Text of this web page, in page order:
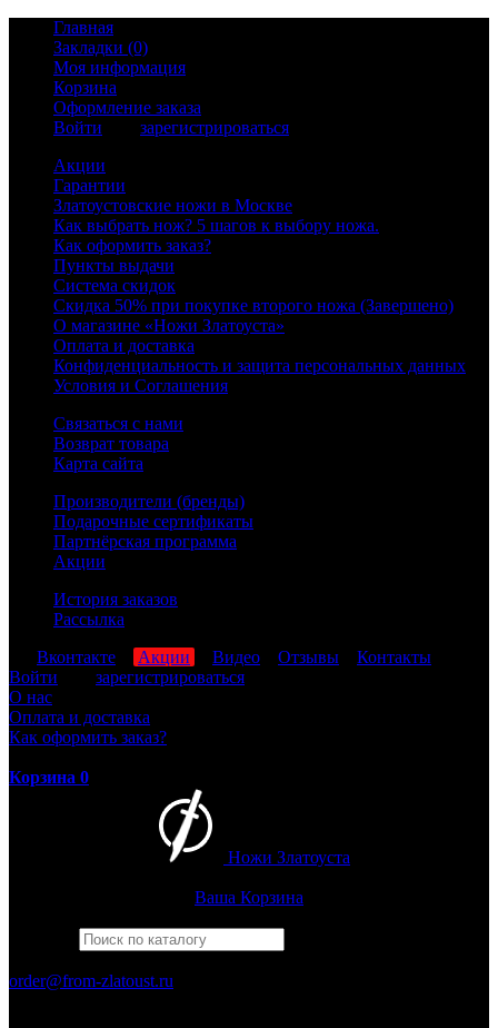
Главная
Закладки (0)
Моя информация
Корзина
Оформление заказа
Войти
зарегистрироваться
Акции
Гарантии
Златоустовские ножи в Москве
Как выбрать нож? 5 шагов к выбору ножа.
Как оформить заказ?
Пункты выдачи
Система скидок
Скидка 50% при покупке второго ножа (Завершено)
О магазине «Ножи Златоуста»
Оплата и доставка
Конфиденциальность и защита персональных данных
Условия и Соглашения
Связаться с нами
Возврат товара
Карта сайта
Производители (бренды)
Подарочные сертификаты
Партнёрская программа
Акции
История заказов
Рассылка
Вконтакте Акции Видео Отзывы
Контакты
Войти
зарегистрироваться
О нас
Оплата и доставка
Как оформить заказ?
Корзина 0
Ножи Златоуста
Ваша Корзина
order@from-zlatoust.ru